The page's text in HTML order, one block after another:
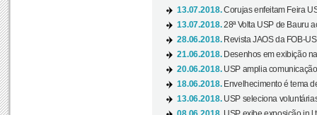
13.07.2018.Corujas enfeitam Feira
13.07.2018.28ª Volta USP de Bauru
28.06.2018. Revista JAOS da FOB-
21.06.2018. Desenhos em exibição
20.06.2018. USP amplia
18.06.2018. Envelhecimento é tema
13.06.2018. USP seleciona